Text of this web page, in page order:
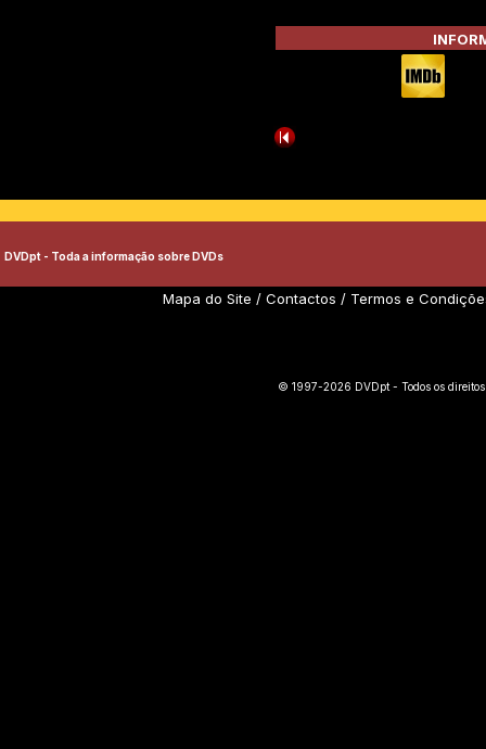
DVDpt - Toda a informação sobre DVDs
Mapa do Site / Contactos / Termos e
© 1997-2026 DVDpt - Todos os direitos